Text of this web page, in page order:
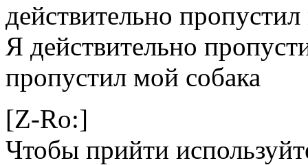
действительно
Я действительно
пропустил мой собака
[Z-Ro:]
Чтобы прийти